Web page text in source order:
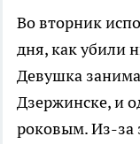
Во вторник
дня, как убили
Девушка
Дзержинске, и
роковым. Из-за